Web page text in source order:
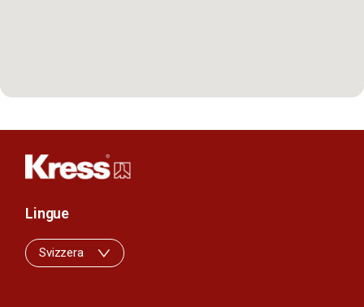
Lingue
Svizzera